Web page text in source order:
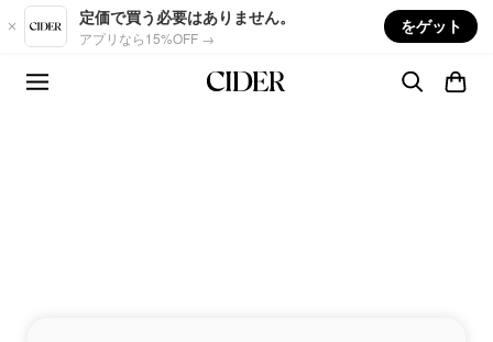
Skip to main content
定価で買う必要はありません。
アプリなら15%OFF →
をゲット